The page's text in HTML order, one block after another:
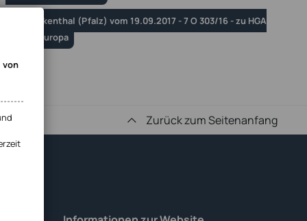
LG Frankenthal (Pfalz) vom 19.09.2017 - 7 O 303/16 - zu HGA
V Mitteleuropa
Zurück zum Seitenanfang
von